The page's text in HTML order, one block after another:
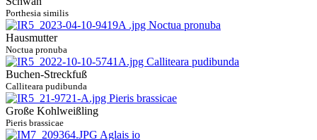
Porthesia similis
Hausmutter
Noctua pronuba
Buchen-Streckfuß
Calliteara pudibunda
Große Kohlweißling
Pieris brassicae